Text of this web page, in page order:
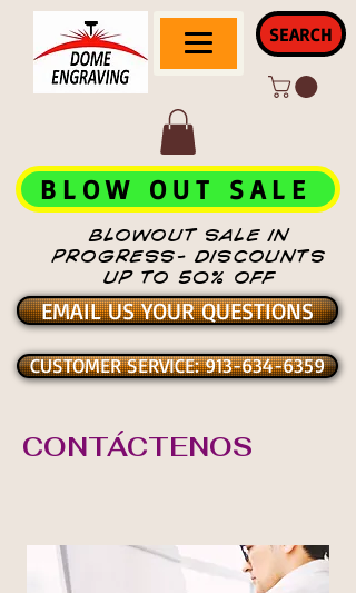
SEARCH
BLOWOUT SALE IN
PROGRESS- DISCOUNTS
UP TO 50% OFF
BLOW OUT SALE
EMAIL US YOUR QUESTIONS
CUSTOMER SERVICE: 913-634-6359
CONTÁCTENOS